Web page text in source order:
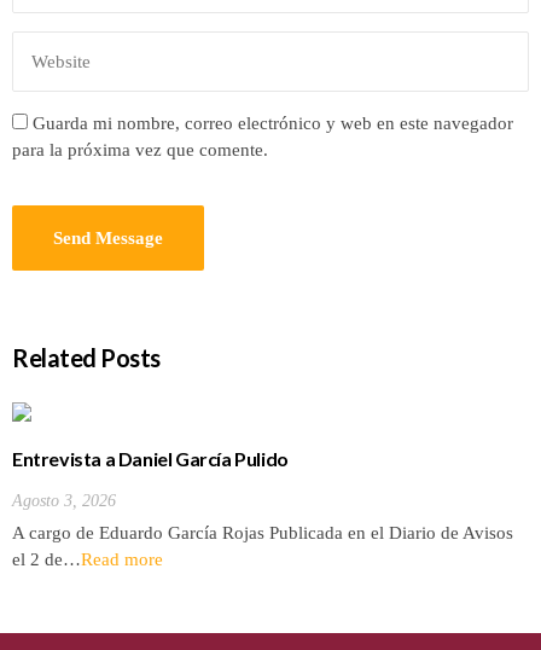
Guarda mi nombre, correo electrónico y web en este navegador
para la próxima vez que comente.
Related Posts
Entrevista a Daniel García Pulido
Agosto 3, 2026
A cargo de Eduardo García Rojas Publicada en el Diario de Avisos
el 2 de…Read more